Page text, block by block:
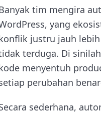
tim mengira
yang
justru jauh
terduga. Di
menyentuh
perubahan
sederhana,